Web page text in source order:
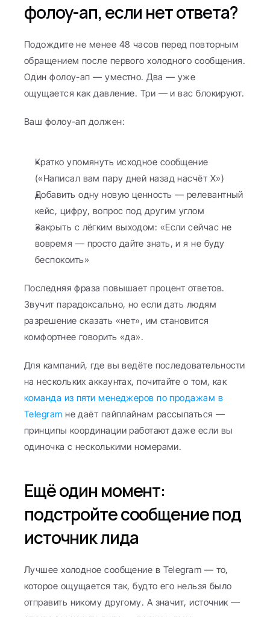
фолоу-ап, если нет ответа?
Подождите не менее 48 часов перед повторным
обращением после первого холодного сообщения.
Один фолоу-ап — уместно. Два — уже
ощущается как давление. Три — и вас блокируют.
Ваш фолоу-ап должен:
Кратко упомянуть исходное сообщение
(«Написал вам пару дней назад насчёт X»)
Добавить одну новую ценность — релевантный
кейс, цифру, вопрос под другим углом
Закрыть с лёгким выходом: «Если сейчас не
вовремя — просто дайте знать, и я не буду
беспокоить»
Последняя фраза повышает процент ответов.
Звучит парадоксально, но если дать людям
разрешение сказать «нет», им становится
комфортнее говорить «да».
Для кампаний, где вы ведёте последовательности
на нескольких аккаунтах, почитайте о том, как
команда из пяти менеджеров по продажам в
Telegram не даёт пайплайнам рассыпаться —
принципы координации работают даже если вы
одиночка с несколькими номерами.
Ещё один момент:
подстройте сообщение под
источник лида
Лучшее холодное сообщение в Telegram — то,
которое ощущается так, будто его нельзя было
отправить никому другому. А значит, источник —